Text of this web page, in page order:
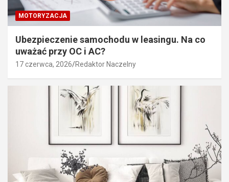
MOTORYZACJA
Ubezpieczenie samochodu w leasingu. Na co
uważać przy OC i AC?
17 czerwca, 2026 Redaktor Naczelny